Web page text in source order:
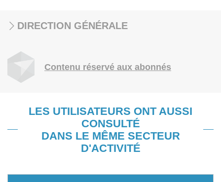
DIRECTION GÉNÉRALE
Contenu réservé aux abonnés
LES UTILISATEURS ONT AUSSI
CONSULTÉ
DANS LE MÊME SECTEUR
D'ACTIVITÉ